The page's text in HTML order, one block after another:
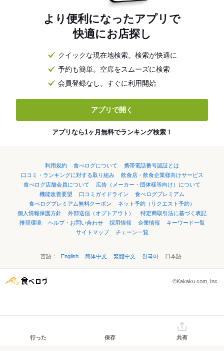
より便利になったアプリで
快適にお店探し
クイックな現在地検索。検索が快適に
予約も簡単。空席をスムーズに検索
会員登録なし。すぐに利用開始
アプリで開く
アプリなら1ヶ月無料でランキング検索！
利用規約 食べログについて
携帯電話番号認証とは
口コミ・ランキングに対する取り組み
飲食店・飲食企業様向けサービス
食べログ店舗会員について
広告（メーカー・団体様等向け）について
機能改善要望
口コミガイドライン
食べログプレミアム
食べログプレミアム無料クーポン
ネット予約（リクエスト予約）
個人情報保護方針
外部送信（オプトアウト）
特定商取引法に基づく表記
推奨環境
ヘルプ・お問い合わせ 採用情報 企業情報
キーワード一覧
サイトマップ
チェーン一覧
言語： English 简体中文 繁體中文 한국어 日本語
©Kakaku.com, Inc.
行った 保存 共有